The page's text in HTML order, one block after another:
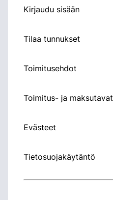
Kirjaudu sisään
Tilaa tunnukset
Toimitusehdot
Toimitus- ja maksutavat
Evästeet
Tietosuojakäytäntö